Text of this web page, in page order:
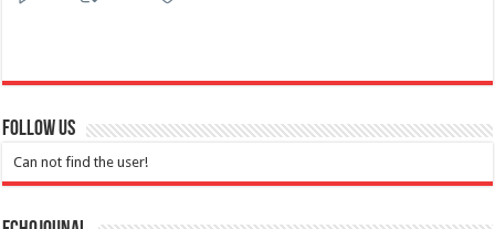
Follow Us
Can not find the user!